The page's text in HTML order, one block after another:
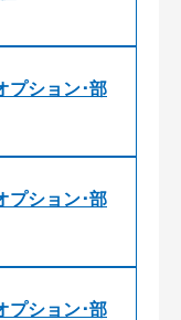
プション･部
プション･部
プション･部